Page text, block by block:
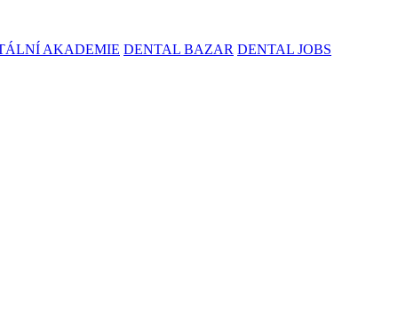
AKADEMIE DENTAL BAZAR DENTAL JOBS